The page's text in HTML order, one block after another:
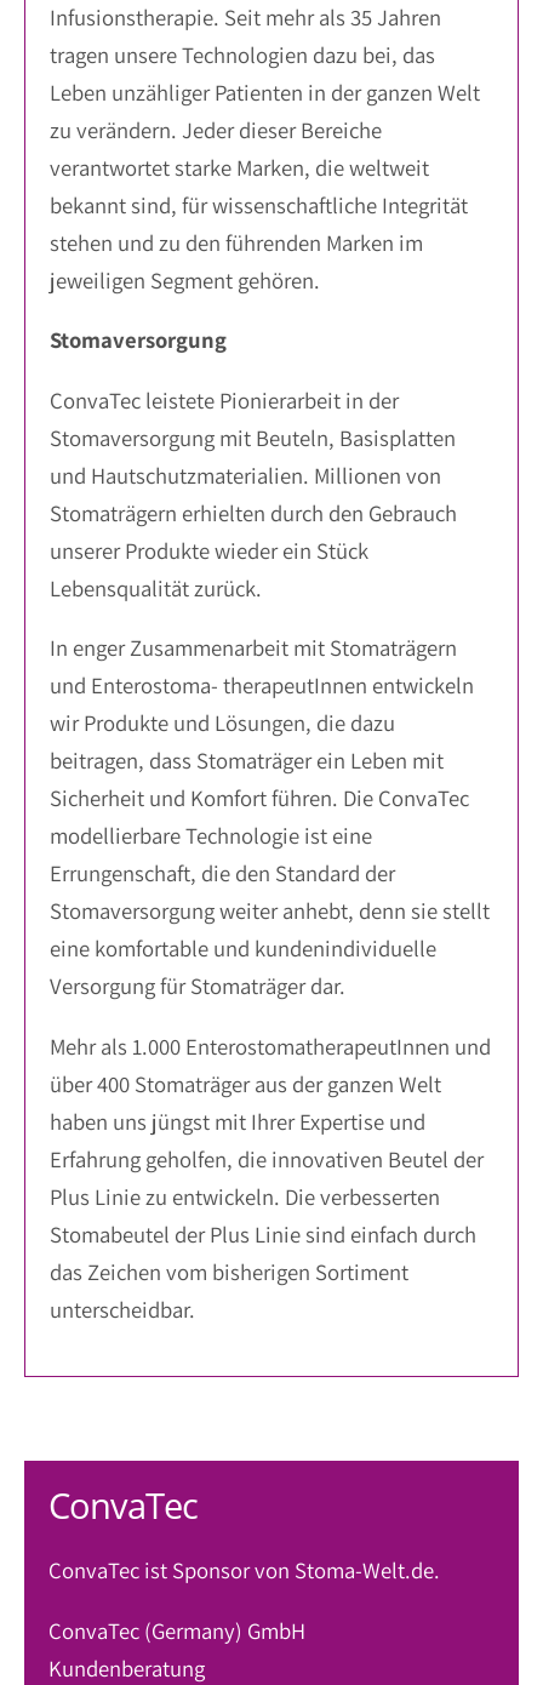
Infusionstherapie. Seit mehr als 35 Jahren
tragen unsere Technologien dazu bei, das
Leben unzähliger Patienten in der ganzen Welt
zu verändern. Jeder dieser Bereiche
verantwortet starke Marken, die weltweit
bekannt sind, für wissenschaftliche Integrität
stehen und zu den führenden Marken im
jeweiligen Segment gehören.
Stomaversorgung
ConvaTec leistete Pionierarbeit in der
Stomaversorgung mit Beuteln, Basisplatten
und Hautschutzmaterialien. Millionen von
Stomaträgern erhielten durch den Gebrauch
unserer Produkte wieder ein Stück
Lebensqualität zurück.
In enger Zusammenarbeit mit Stomaträgern
und Enterostoma- therapeutInnen entwickeln
wir Produkte und Lösungen, die dazu
beitragen, dass Stomaträger ein Leben mit
Sicherheit und Komfort führen. Die ConvaTec
modellierbare Technologie ist eine
Errungenschaft, die den Standard der
Stomaversorgung weiter anhebt, denn sie stellt
eine komfortable und kundenindividuelle
Versorgung für Stomaträger dar.
Mehr als 1.000 EnterostomatherapeutInnen und
über 400 Stomaträger aus der ganzen Welt
haben uns jüngst mit Ihrer Expertise und
Erfahrung geholfen, die innovativen Beutel der
Plus Linie zu entwickeln. Die verbesserten
Stomabeutel der Plus Linie sind einfach durch
das Zeichen vom bisherigen Sortiment
unterscheidbar.
ConvaTec
ConvaTec ist Sponsor von Stoma-Welt.de.
ConvaTec (Germany) GmbH
Kundenberatung